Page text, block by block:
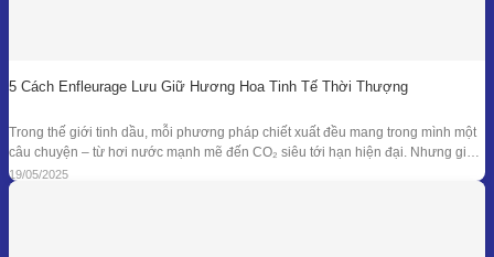
5 Cách Enfleurage Lưu Giữ Hương Hoa Tinh Tế Thời Thượng
Trong thế giới tinh dầu, mỗi phương pháp chiết xuất đều mang trong mình một
câu chuyện – từ hơi nước mạnh mẽ đến CO₂ siêu tới hạn hiện đại. Nhưng giữa
dòng chảy công nghệ ấy, enfleurage – một kỹ thuật cổ xưa và tinh tế – vẫn tồn
tại như một biểu tượng
19/05/2025